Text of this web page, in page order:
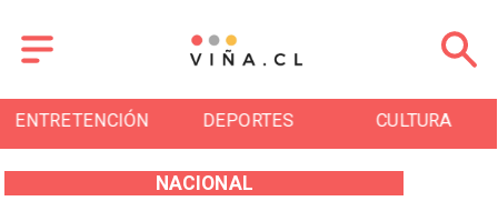
DEPORTES CULTURA TURISMO
NACIONAL